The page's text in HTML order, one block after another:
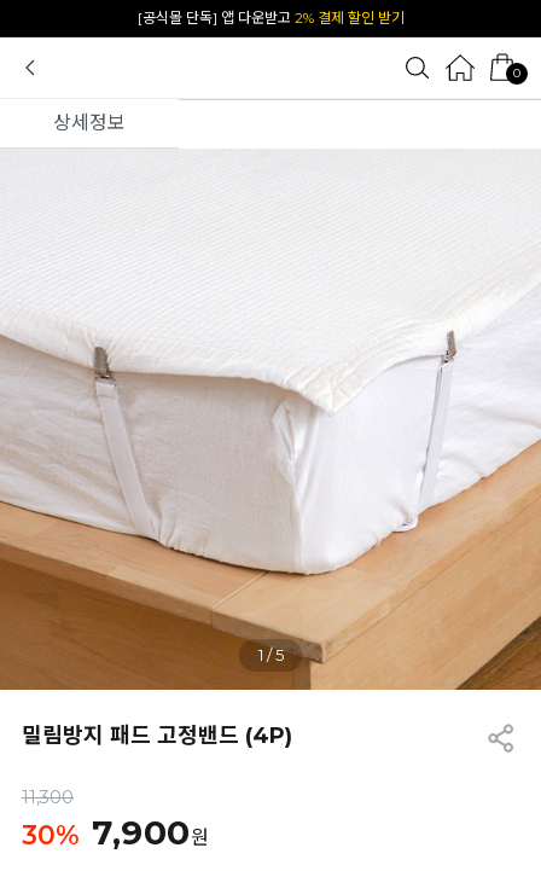
카카오 플친 추가하면1천원 즉시 할인 쿠폰
0
상세정보
1 /5
밀림방지 패드 고정밴드 (4P)
11,300
30% 7,900원